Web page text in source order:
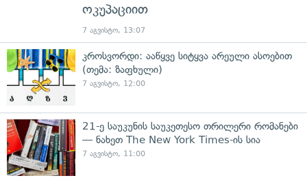
ოკუპაციით
7 აგვისტო, 13:07
კროსვორდი: ააწყვე სიტყვა არეული ასოებით
(თემა: ზაფხული)
7 აგვისტო, 12:00
21-ე საუკუნის საუკეთესო თრილერი რომანები
— ნახეთ The New York Times-ის სია
7 აგვისტო, 11:00